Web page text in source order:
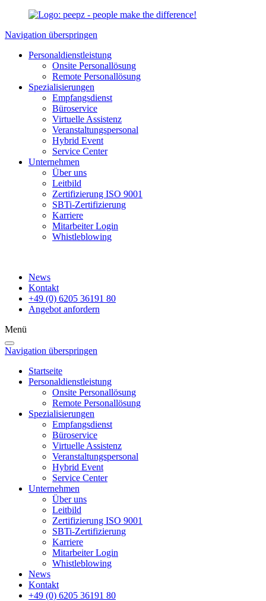
Navigation überspringen
Personaldienstleistung
Onsite Personallösung
Remote Personallösung
Spezialisierungen
Empfangsdienst
Büroservice
Virtuelle Assistenz
Veranstaltungspersonal
Hybrid Event
Service Center
Unternehmen
Über uns
Leitbild
Zertifizierung ISO 9001
SBTi-Zertifizierung
Karriere
Mitarbeiter Login
Whistleblowing
News
Kontakt
+49 (0) 6205 36191 80
Angebot anfordern
Menü
Navigation überspringen
Startseite
Personaldienstleistung
Onsite Personallösung
Remote Personallösung
Spezialisierungen
Empfangsdienst
Büroservice
Virtuelle Assistenz
Veranstaltungspersonal
Hybrid Event
Service Center
Unternehmen
Über uns
Leitbild
Zertifizierung ISO 9001
SBTi-Zertifizierung
Karriere
Mitarbeiter Login
Whistleblowing
News
Kontakt
+49 (0) 6205 36191 80